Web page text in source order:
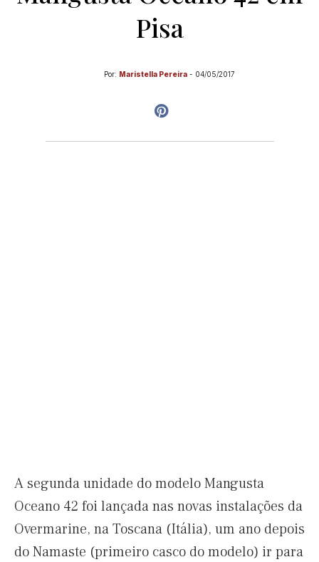
Pisa
Por: Maristella Pereira - 04/05/2017
A segunda unidade do modelo Mangusta
Oceano 42 foi lançada nas novas instalações da
Overmarine, na Toscana (Itália), um ano depois
do Namaste (primeiro casco do modelo) ir para